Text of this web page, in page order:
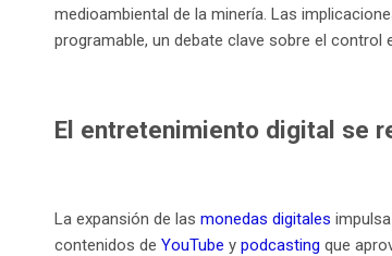
medioambiental de la minería. Las
programable, un debate clave sobre el
El entretenimiento digital se
La expansión de las monedas digitales
contenidos de YouTube y podcasting que